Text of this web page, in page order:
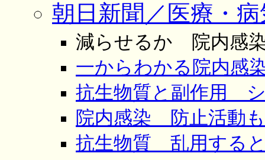
朝日新聞／医療・病
減らせるか 院内感染
一からわかる院内感
抗生物質と副作用 シ
院内感染 防止活動も
抗生物質 乱用すると